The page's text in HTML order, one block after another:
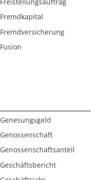
Fremdkapital
Fremdversicherung
Fusion
Genesungsgeld
Genossenschaft
Genossenschaftsanteil
Geschäftsbericht